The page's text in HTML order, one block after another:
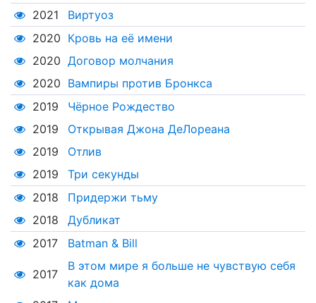
2021
Виртуоз
2020 Кровь на её имени
2020 Договор молчания
2020 Вампиры против Бронкса
2019
Чёрное Рождество
2019
Открывая Джона ДеЛореана
2019
Отлив
2019
Три секунды
2018
Придержи тьму
2018
Дубликат
2017
Batman & Bill
2017
В этом мире я больше не чувствую себя
как дома